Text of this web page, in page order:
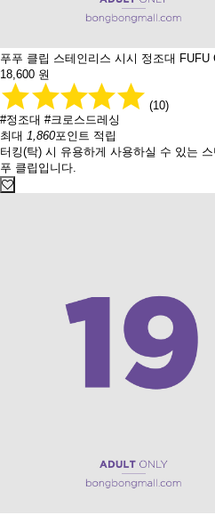
푸푸 클립 스테인리스 시시 정조대 FUFU
18,600 원
(10)
#정조대 #크로스드레싱
최대 1,860포인트 적립
터킹(탁) 시 유용하게 사용하실 수 있는
푸 클립입니다.